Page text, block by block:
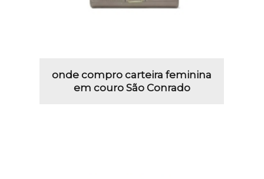
onde compro carteira feminina
em couro São Conrado